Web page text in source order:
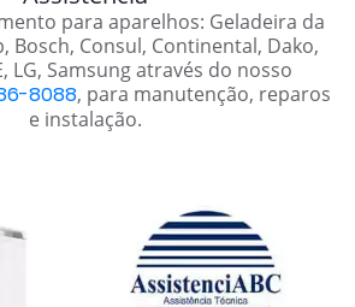
para aparelhos: Geladeira da
Bosch, Consul, Continental, Dako,
LG, Samsung através do nosso
8088, para manutenção, reparos
e instalação.